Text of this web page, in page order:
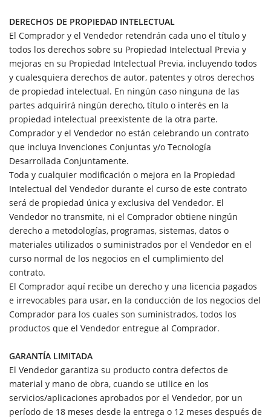
DERECHOS DE PROPIEDAD INTELECTUAL
El Comprador y el Vendedor retendrán cada uno el título y
todos los derechos sobre su Propiedad Intelectual Previa y
mejoras en su Propiedad Intelectual Previa, incluyendo todos
y cualesquiera derechos de autor, patentes y otros derechos
de propiedad intelectual. En ningún caso ninguna de las
partes adquirirá ningún derecho, título o interés en la
propiedad intelectual preexistente de la otra parte.
Comprador y el Vendedor no están celebrando un contrato
que incluya Invenciones Conjuntas y/o Tecnología
Desarrollada Conjuntamente.
Toda y cualquier modificación o mejora en la Propiedad
Intelectual del Vendedor durante el curso de este contrato
será de propiedad única y exclusiva del Vendedor. El
Vendedor no transmite, ni el Comprador obtiene ningún
derecho a metodologías, programas, sistemas, datos o
materiales utilizados o suministrados por el Vendedor en el
curso normal de los negocios en el cumplimiento del
contrato.
El Comprador aquí recibe un derecho y una licencia pagados
e irrevocables para usar, en la conducción de los negocios del
Comprador para los cuales son suministrados, todos los
productos que el Vendedor entregue al Comprador.
GARANTÍA LIMITADA
El Vendedor garantiza su producto contra defectos de
material y mano de obra, cuando se utilice en los
servicios/aplicaciones aprobados por el Vendedor, por un
período de 18 meses desde la entrega o 12 meses después de